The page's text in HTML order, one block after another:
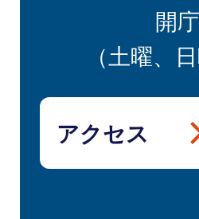
開
（土曜、
アクセス